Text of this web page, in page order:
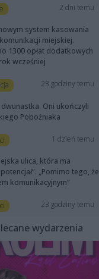
2 dni temu
system kasowania
miejskiej.
1300 opłat dodatkowych
wcześniej
23 godziny temu
dwunastka. Oni ukończyli
Pobożniaka
1 dzień temu
ulica, która ma
„Pomimo tego, że
komunikacyjnym”
23 godziny temu
wydarzenia